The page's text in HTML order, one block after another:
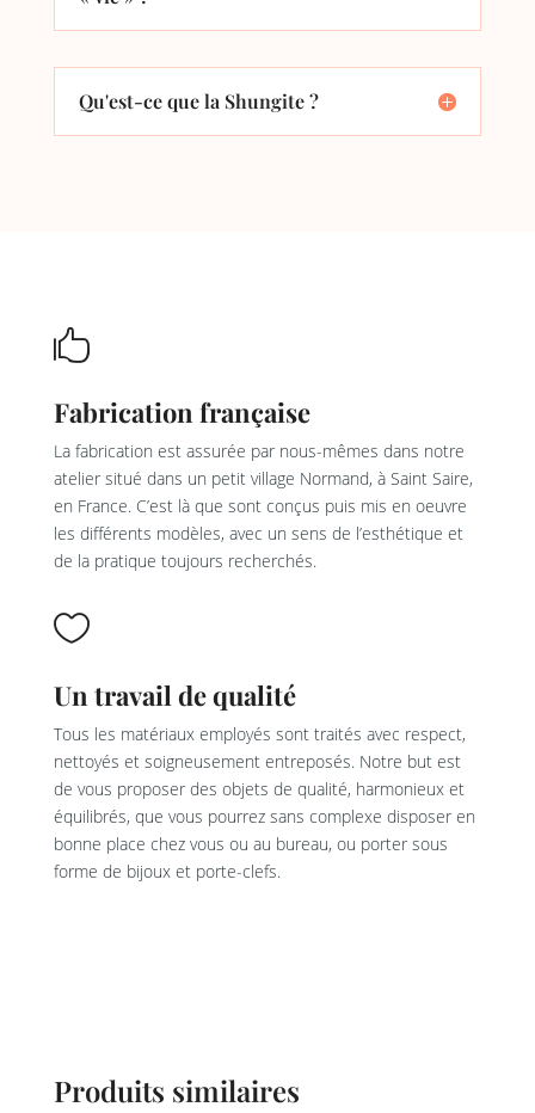
Qu'est-ce que la Shungite ?

Fabrication française
La fabrication est assurée par nous-mêmes dans notre
atelier situé dans un petit village Normand, à Saint Saire,
en France. C’est là que sont conçus puis mis en oeuvre
les différents modèles, avec un sens de l’esthétique et
de la pratique toujours recherchés.

Un travail de qualité
Tous les matériaux employés sont traités avec respect,
nettoyés et soigneusement entreposés. Notre but est
de vous proposer des objets de qualité, harmonieux et
équilibrés, que vous pourrez sans complexe disposer en
bonne place chez vous ou au bureau, ou porter sous
forme de bijoux et porte-clefs.
Produits similaires